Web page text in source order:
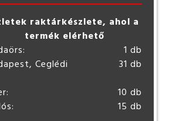
raktárkészlete, ahol a
termék elérhető
1 db
Ceglédi
31 db
10 db
15 db